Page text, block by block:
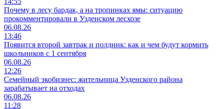
Почему в лесу бардак, а на тропинках ямы: ситуацию
прокомментировали в Узденском лесхозе
06.08.26
13:46
Появится второй завтрак и полдник: как и чем будут кормить
школьников с 1 сентября
06.08.26
12:26
Семейный экобизнес: жительница Узденского района
зарабатывает на отходах
06.08.26
11:28